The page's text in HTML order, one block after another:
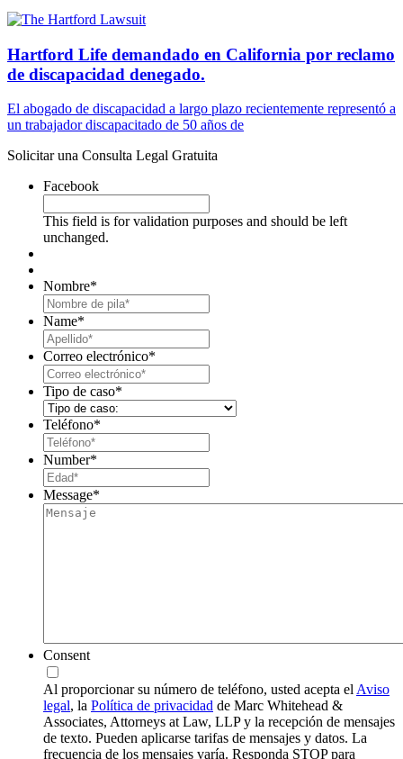
Hartford Life demandado en California por reclamo
de discapacidad denegado.
El abogado de discapacidad a largo plazo recientemente representó a
un trabajador discapacitado de 50 años de
Solicitar una Consulta Legal Gratuita
Facebook
This field is for validation purposes and should be left
unchanged.
Nombre*
Name*
Correo electrónico*
Tipo de caso*
Teléfono*
Number*
Message*
Consent
Al proporcionar su número de teléfono, usted acepta el Aviso
legal, la Política de privacidad de Marc Whitehead &
Associates, Attorneys at Law, LLP y la recepción de mensajes
de texto. Pueden aplicarse tarifas de mensajes y datos. La
frecuencia de los mensajes varía. Responda STOP para